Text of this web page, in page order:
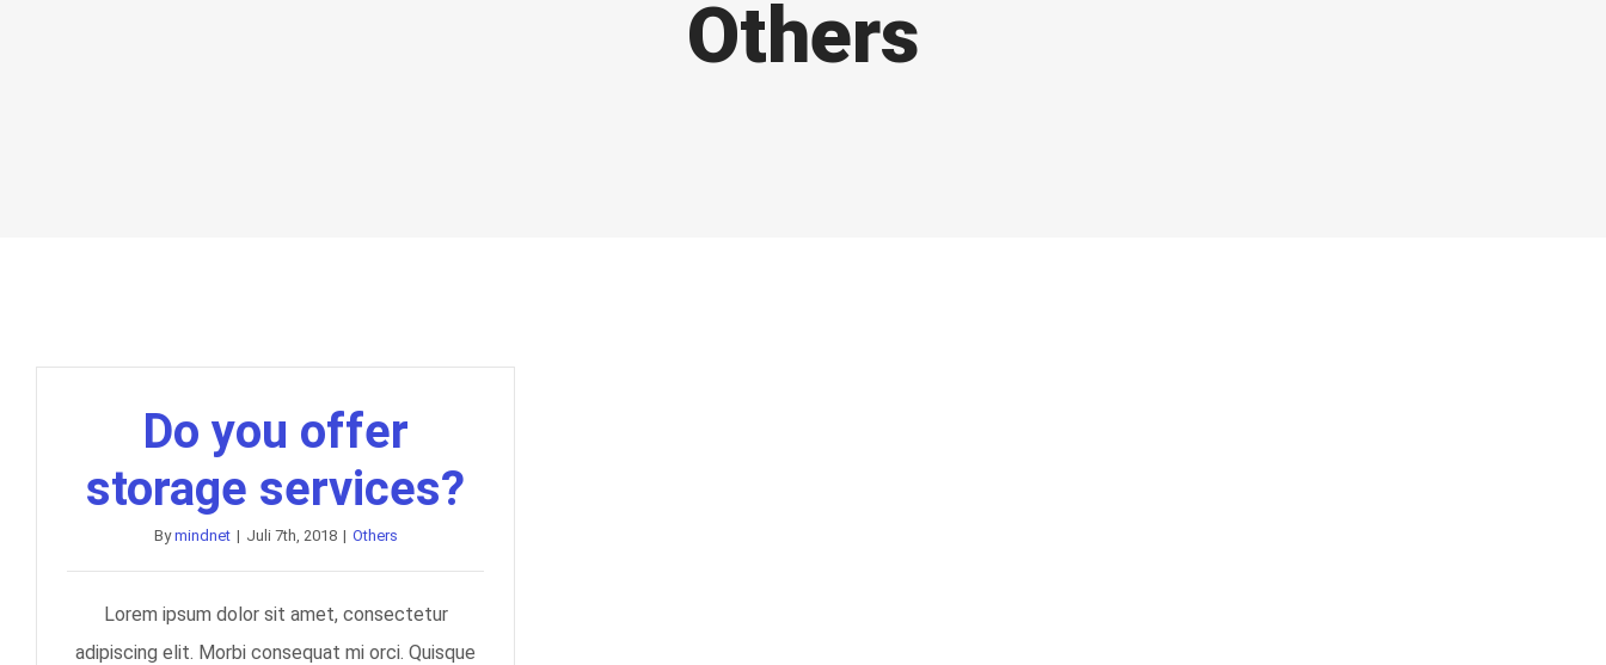
Others
Do you offer
storage services?
Bymindnet | Juli 7th, 2018 | Others
Lorem ipsum dolor sit amet, consectetur
adipiscing elit. Morbi consequat mi orci. Quisque